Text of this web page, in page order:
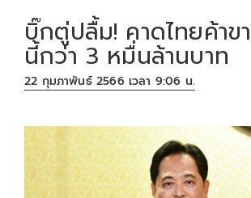
บิ๊กตู่ปลื้ม! คาดไทยค้าข
นี้กว่า 3 หมื่นล้านบาท
22 กุมภาพันธ์ 2566 เวลา 9:06 น.